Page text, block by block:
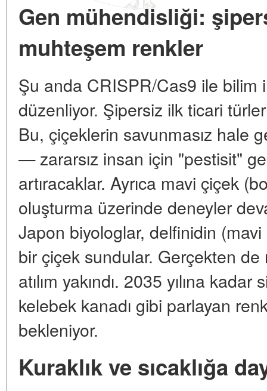
Gen mühendisliği:
muhteşem renkler
Şu anda CRISPR/Cas9 ile bilim
düzenliyor. Şipersiz ilk ticari
Bu, çiçeklerin savunmasız hale
— zararsız insan için "pestisit"
artıracaklar. Ayrıca mavi çiçek
oluşturma üzerinde deneyler
Japon biyologlar, delfinidin
bir çiçek sundular. Gerçekten
atılım yakındı. 2035 yılına
kelebek kanadı gibi parlayan
bekleniyor.
Kuraklık ve sıcaklığa